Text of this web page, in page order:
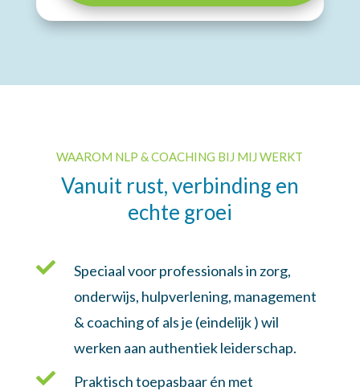
WAAROM NLP & COACHING BIJ MIJ WERKT
Vanuit rust, verbinding en
echte groei

Speciaal voor professionals in zorg,
onderwijs, hulpverlening, management
& coaching of als je (eindelijk ) wil
werken aan authentiek leiderschap.

Praktisch toepasbaar én met